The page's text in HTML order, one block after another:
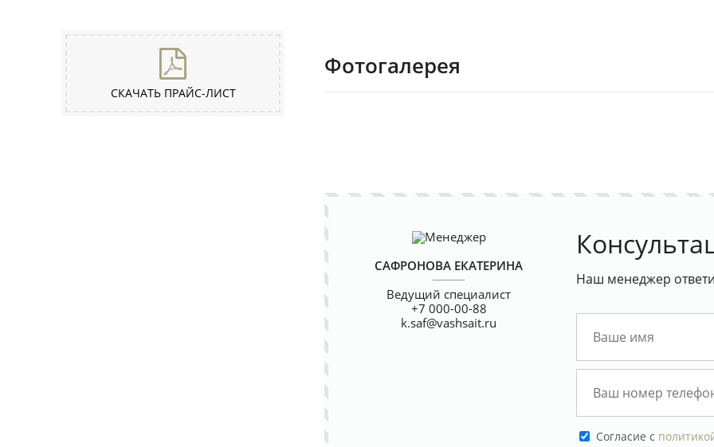
СКАЧАТЬ ПРАЙС-ЛИСТ
Фотогалерея
САФРОНОВА ЕКАТЕРИНА
Ведущий специалист
+7 000-00-88
k.saf@vashsait.ru
Наш менеджер
Cогласие с